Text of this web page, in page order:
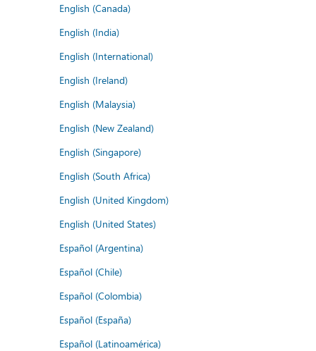
English (Canada)
English (India)
English (International)
English (Ireland)
English (Malaysia)
English (New Zealand)
English (Singapore)
English (South Africa)
English (United Kingdom)
English (United States)
Español (Argentina)
Español (Chile)
Español (Colombia)
Español (España)
Español (Latinoamérica)